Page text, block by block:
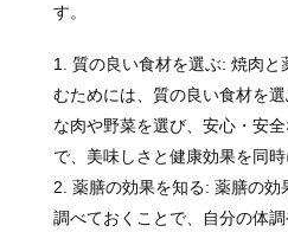
す。
質の良い食材を選ぶ: 焼肉と
むためには、質の良い食材を
な肉や野菜を選び、安心・安
で、美味しさと健康効果を同時
薬膳の効果を知る: 薬膳の効
調べておくことで、自分の体